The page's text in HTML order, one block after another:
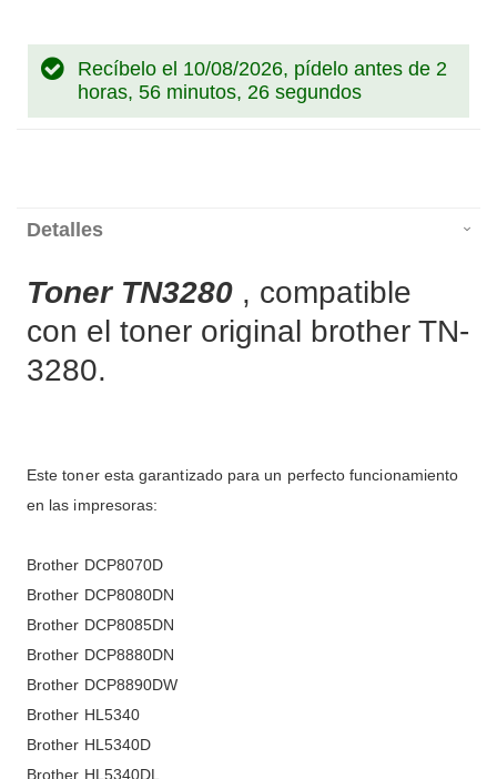
Recíbelo el 10/08/2026, pídelo antes de 2
horas, 56 minutos, 25 segundos
Detalles
Toner TN3280 , compatible
con el toner original brother TN-
3280.
Este toner esta garantizado para un perfecto funcionamiento
en las impresoras:
Brother DCP8070D
Brother DCP8080DN
Brother DCP8085DN
Brother DCP8880DN
Brother DCP8890DW
Brother HL5340
Brother HL5340D
Brother HL5340DL